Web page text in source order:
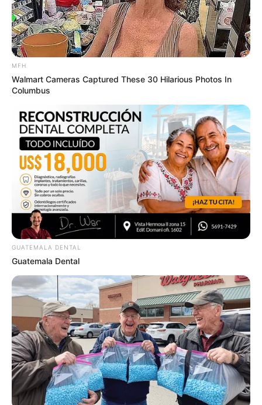
คนเกิดวันอังคาร
การงาน: ระวังปัญหาจุกจิกเข้ามาทำให้เกิดความ
กังวล นิ่งๆไปก่อนเคลียร์และจัดการงานของคุณไป
เรื่อยๆ เดี๋ยวก็มีทีมงานมาให้ความช่วยเหลือ
การเงิน : รายรับรายจ่ายยังมีหลายทาง ค่อยๆจัดการ
เดือนนี้มีเกณฑ์ มีโชคลาภ มีความโชคดี มีคนให้
ปรึกษา ให้คุย หรือได้รับการช่วยเหลือ
ความรัก
คนโสด: ช่วงนี้มีเรื่องไม่สบายใจรบกวนอยู่ ไหว้พระ
MFH
Walmart Cameras Captured These 30 Hilarious Photos In
Columbus
GUATEMALA DENTAL
Guatemala Dental